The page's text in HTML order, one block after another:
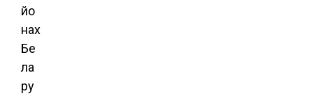
йо
нах
Бе
ла
ру